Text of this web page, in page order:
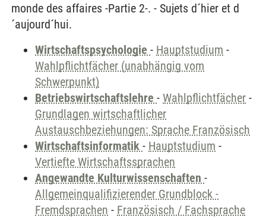
monde des affaires -Partie 2-. - Sujets d´hier et d
´aujourd´hui.
Wirtschaftspsychologie - Hauptstudium -
Wahlpflichtfächer (unabhängig vom
Schwerpunkt)
Betriebswirtschaftslehre - Wahlpflichtfächer -
Grundlagen wirtschaftlicher
Austauschbeziehungen: Sprache Französisch
Wirtschaftsinformatik - Hauptstudium -
Vertiefte Wirtschaftssprachen
Angewandte Kulturwissenschaften -
Allgemeinqualifizierender Grundblock -
Fremdsprachen - Französisch / Fachsprache